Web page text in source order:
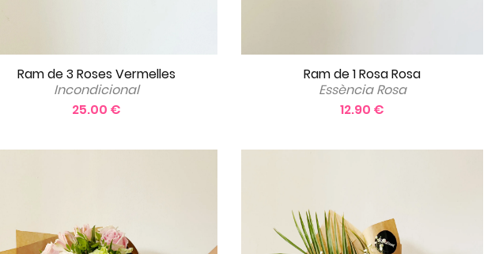
Ram de 3 Roses Vermelles
Incondicional
25.00 €
Ram de 1 Rosa Rosa
Essència Rosa
12.90 €